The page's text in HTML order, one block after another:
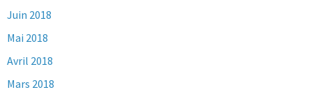
Juin 2018
Mai 2018
Avril 2018
Mars 2018